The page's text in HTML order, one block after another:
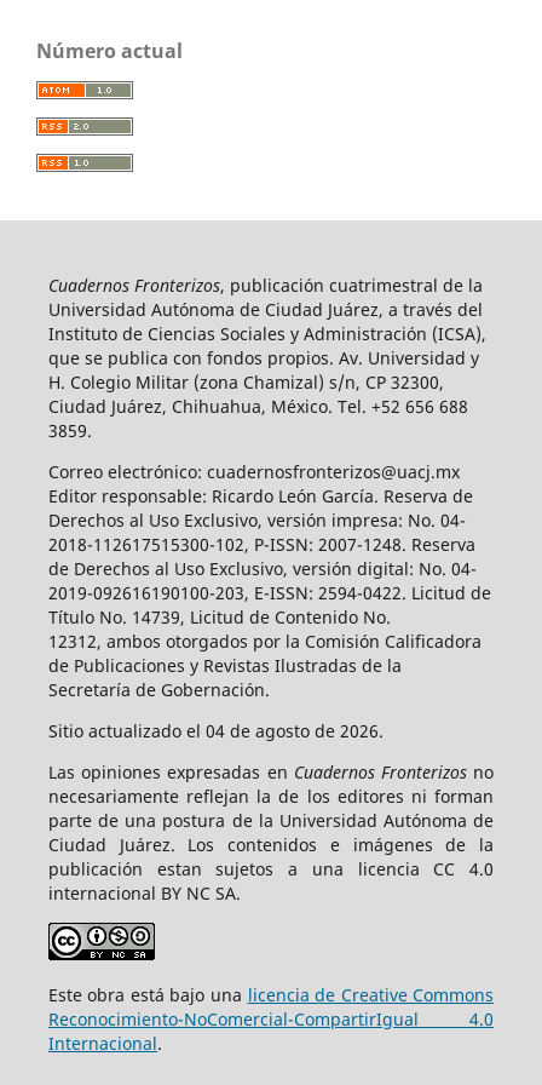
Número actual
Cuadernos Fronterizos, publicación cuatrimestral de la
Universidad Autónoma de Ciudad Juárez, a través del
Instituto de Ciencias Sociales y Administración (ICSA),
que se publica con fondos propios. Av. Universidad y
H. Colegio Militar (zona Chamizal) s/n, CP 32300,
Ciudad Juárez, Chihuahua, México. Tel. +52 656 688
3859.
Correo electrónico: cuadernosfronterizos@uacj.mx
Editor responsable: Ricardo León García. Reserva de
Derechos al Uso Exclusivo, versión impresa: No. 04-
2018-112617515300-102, P-ISSN: 2007-1248. Reserva
de Derechos al Uso Exclusivo, versión digital: No. 04-
2019-092616190100-203, E-ISSN: 2594-0422. Licitud de
Título No. 14739, Licitud de Contenido No.
12312, ambos otorgados por la Comisión Calificadora
de Publicaciones y Revistas Ilustradas de la
Secretaría de Gobernación.
Sitio actualizado el 04 de agosto de 2026.
Las opiniones expresadas en Cuadernos Fronterizosno
necesariamente reflejan la de los editores ni forman
parte de una postura de la Universidad Autónoma de
Ciudad Juárez. Los contenidos e imágenes de la
publicación estan sujetos a una licencia CC 4.0
internacional BY NC SA.
Este obra está bajo una licencia de Creative Commons
Reconocimiento-NoComercial-CompartirIgual 4.0
Internacional.